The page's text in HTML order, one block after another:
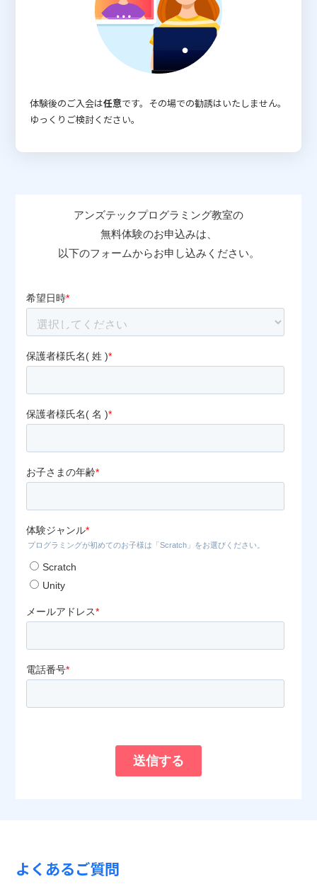
体験後のご入会は任意です。その場での勧誘はいたしません。
ゆっくりご検討ください。
アンズテックプログラミング教室の
無料体験のお申込みは、
以下のフォームからお申し込みください。
よくあるご質問